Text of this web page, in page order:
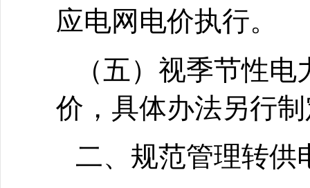
应电网电价执行。
（五）视季节性
价，具体办法另行
二、规范管理转供